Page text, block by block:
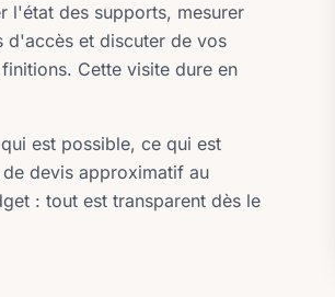
l'état des supports, mesurer
d'accès et discuter de vos
Cette visite dure en
est possible, ce qui est
devis approximatif au
: tout est transparent dès le